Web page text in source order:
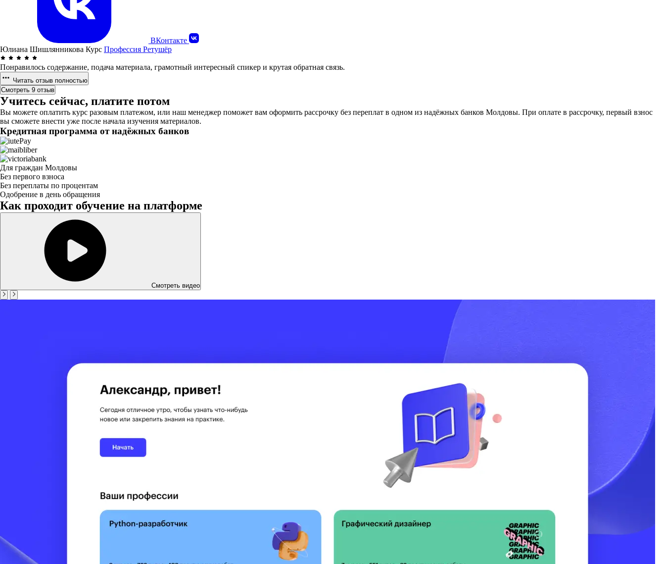
ВКонтакте
Юлиана Шишлянникова Курс Профессия Ретушёр
Понравилось содержание, подача материала, грамотный интересный спикер и крутая обратная связь.
Читать отзыв полностью
Смотреть 9 отзыв
Учитесь сейчас, платите потом
Вы можете оплатить курс разовым платежом, или наш менеджер поможет вам оформить рассрочку без переплат в одном из надёжных банков Молдовы. При оплате в рассрочку, первый взнос
вы сможете внести уже после начала изучения материалов.
Кредитная программа от надёжных банков
Для граждан Молдовы
Без первого взноса
Без переплаты по процентам
Одобрение в день обращения
Как проходит обучение на платформе
Смотреть видео